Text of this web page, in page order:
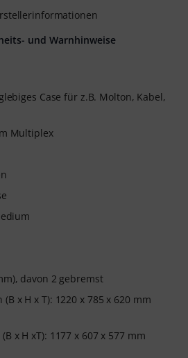
Case für z.B. Molton, Kabel,
Multiplex
davon 2 gebremst
x H x T): 1220 x 785 x 620 mm
x H xT): 1177 x 607 x 577 mm
und Warnhinweise